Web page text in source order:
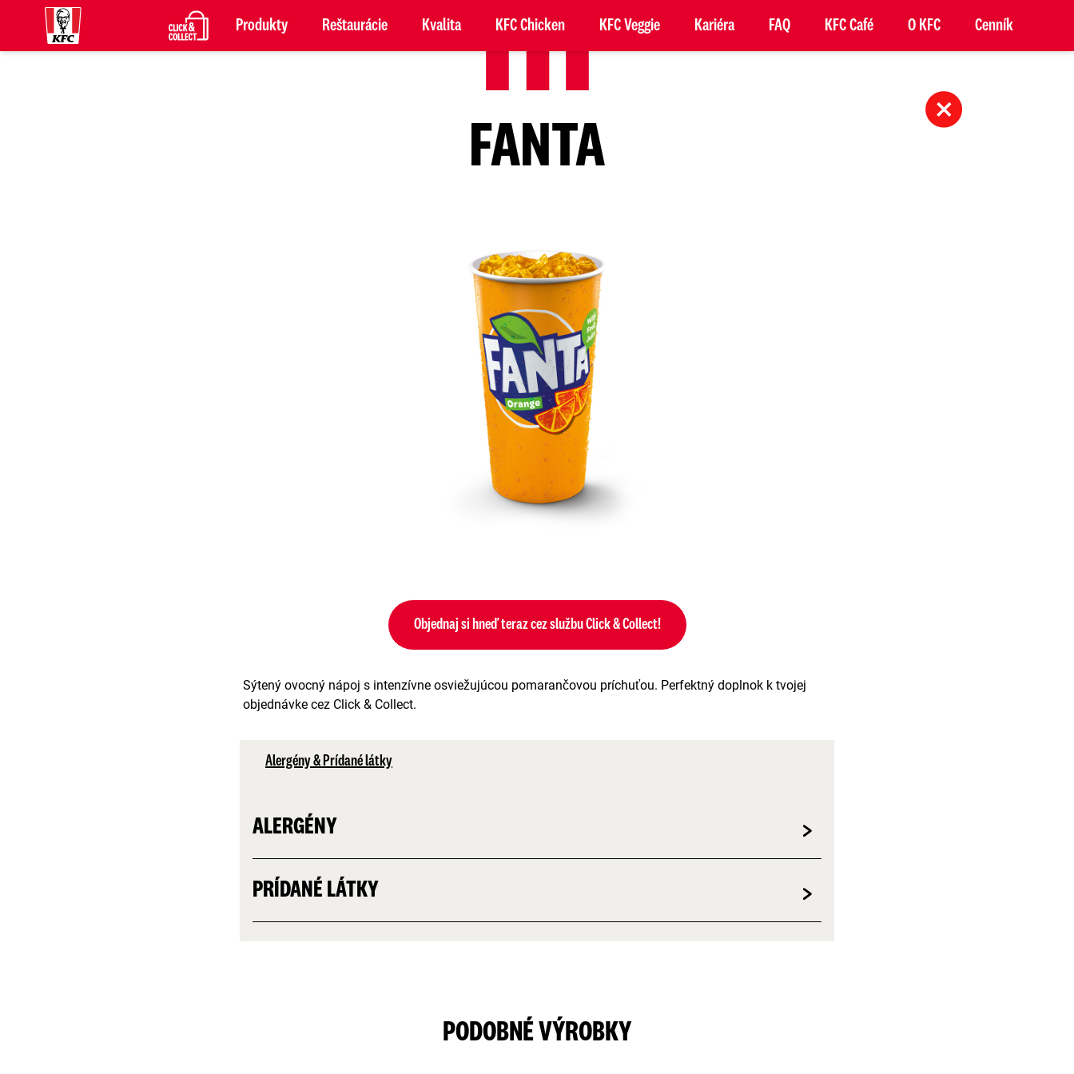
Produkty Reštaurácie Kvalita KFC Chicken KFC Veggie Kariéra FAQ KFC Café O KFC Cenník
FANTA
Objednaj si hneď teraz cez službu Click & Collect!
Sýtený ovocný nápoj s intenzívne osviežujúcou pomarančovou príchuťou. Perfektný doplnok k tvojej
objednávke cez Click & Collect.
Alergény & Prídané látky
ALERGÉNY
PRÍDANÉ LÁTKY
PODOBNÉ VÝROBKY